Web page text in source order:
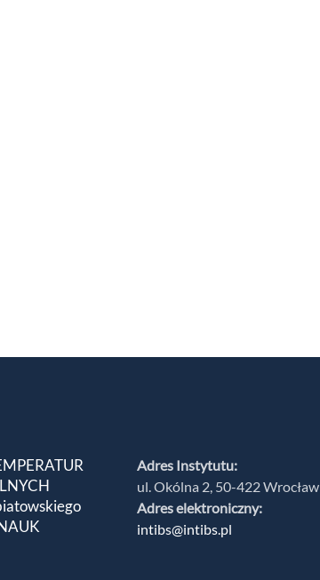
Adres Instytutu:
ul. Okólna 2, 50-422 Wrocław
Adres elektroniczny:
intibs@intibs.pl